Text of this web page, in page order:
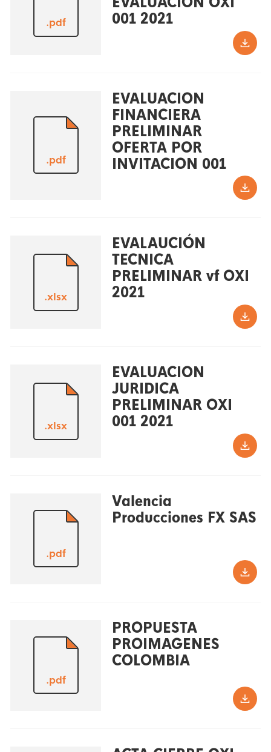
.pdf
001 2021
.pdf
EVALUACION
FINANCIERA
PRELIMINAR
OFERTA POR
INVITACION 001
.xlsx
EVALAUCIÓN
TECNICA
PRELIMINAR vf OXI
2021
.xlsx
EVALUACION
JURIDICA
PRELIMINAR OXI
001 2021
.pdf
Valencia
Producciones FX SAS
.pdf
PROPUESTA
PROIMAGENES
COLOMBIA